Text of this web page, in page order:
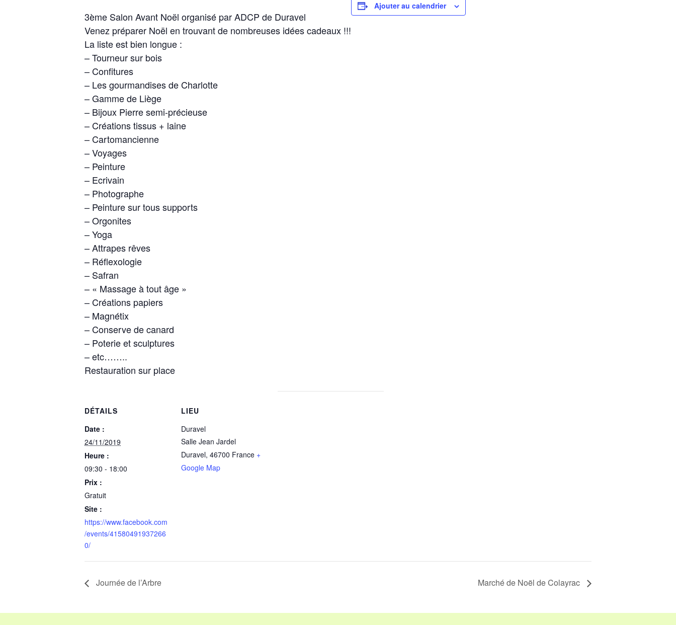
3ème Salon Avant Noël organisé par ADCP de Duravel
Venez préparer Noël en trouvant de nombreuses idées cadeaux !!!
La liste est bien longue :
– Tourneur sur bois
– Confitures
– Les gourmandises de Charlotte
– Gamme de Liège
– Bijoux Pierre semi-précieuse
– Créations tissus + laine
– Cartomancienne
– Voyages
– Peinture
– Ecrivain
– Photographe
– Peinture sur tous supports
– Orgonites
– Yoga
– Attrapes rêves
– Réflexologie
– Safran
– « Massage à tout âge »
– Créations papiers
– Magnétix
– Conserve de canard
– Poterie et sculptures
– etc……..
Restauration sur place
Ajouter au calendrier
DÉTAILS
Date :
24/11/2019
Heure :
09:30 - 18:00
Prix :
Gratuit
Site :
https://www.facebook.com
/events/41580491937266
0/
LIEU
Duravel
Salle Jean Jardel
Duravel, 46700 France +
Google Map
Journée de l’Arbre Marché de Noël de Colayrac